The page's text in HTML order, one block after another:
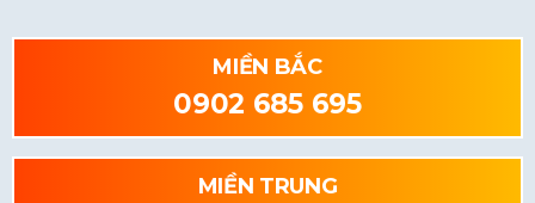
MIỀN BẮC
0902 685 695
MIỀN TRUNG